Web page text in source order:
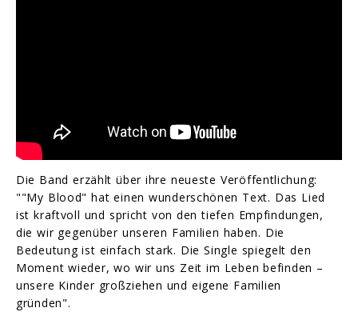
Die Band erzählt über ihre neueste Veröffentlichung:
""My Blood" hat einen wunderschönen Text. Das Lied
ist kraftvoll und spricht von den tiefen Empfindungen,
die wir gegenüber unseren Familien haben. Die
Bedeutung ist einfach stark. Die Single spiegelt den
Moment wieder, wo wir uns Zeit im Leben befinden –
unsere Kinder großziehen und eigene Familien
gründen".